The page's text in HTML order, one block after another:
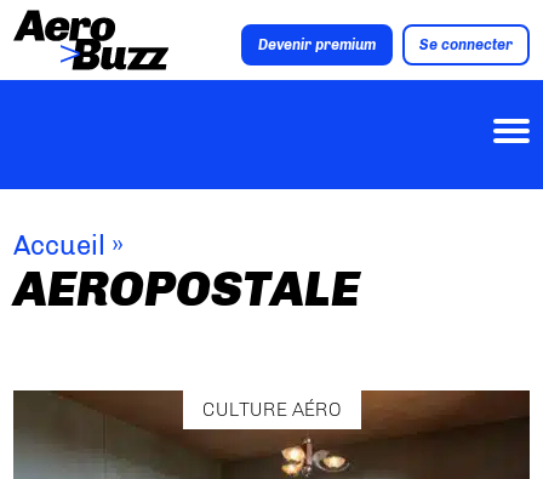
Devenir premium Se connecter
Accueil »
AEROPOSTALE
CULTURE AÉRO